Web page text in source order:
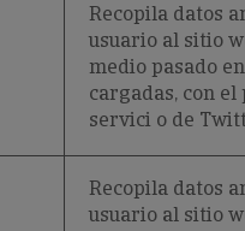
Recopila datos
usuario al sitio
medio pasado
cargadas, con
servici o de
Recopila datos
usuario al sitio